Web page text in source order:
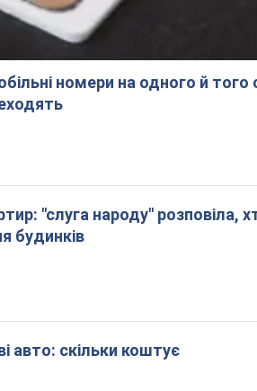
номери на одного й того
"слуга народу" розповіла,
будинків
авто: скільки коштує